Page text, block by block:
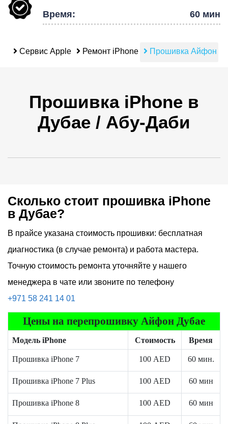
Время: 60 мин
Сервис Apple Ремонт iPhone Прошивка Айфон
Прошивка iPhone в
Дубае / Абу-Даби
Сколько стоит прошивка iPhone
в Дубае?
В прайсе указана стоимость прошивки: бесплатная
диагностика (в случае ремонта) и работа мастера.
Точную стоимость ремонта уточняйте у нашего
менеджера в чате или звоните по телефону
+971 58 241 14 01
Цены на перепрошивку Айфон Дубае
Модель iPhone Стоимость Время
Прошивка iPhone 7 100 AED 60 мин.
Прошивка iPhone 7 Plus 100 AED 60 мин
Прошивка iPhone 8 100 AED 60 мин